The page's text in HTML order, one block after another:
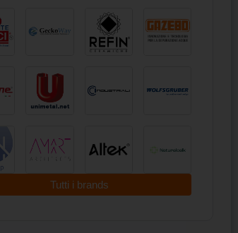
Tutti i brands